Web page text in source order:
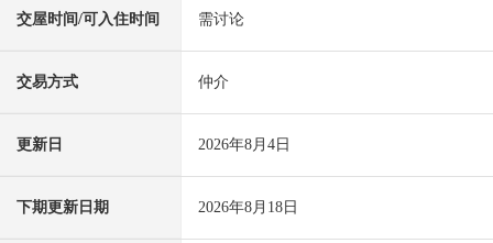
交屋时间/可入住时间 需讨论
交易方式 仲介
更新日 2026年8月4日
下期更新日期 2026年8月18日